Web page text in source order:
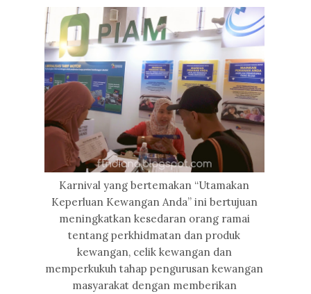
Karnival yang bertemakan “Utamakan
Keperluan Kewangan Anda” ini bertujuan
meningkatkan kesedaran orang ramai
tentang perkhidmatan dan produk
kewangan, celik kewangan dan
memperkukuh tahap pengurusan kewangan
masyarakat dengan memberikan